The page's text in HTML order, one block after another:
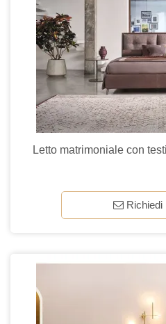
Letto matrimoniale con